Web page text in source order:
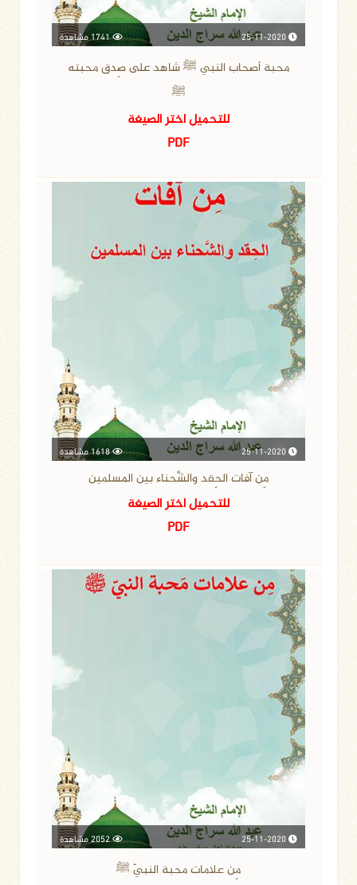
1741 مشاهدة
محبة أصحاب النبي ﷺ شاهد على صِدق محبته
ﷺ
للتحميل اختر الصيغة
PDF
1618 مشاهدة
مِن آفات الحِقد والشَّحناء بين المسلمين
للتحميل اختر الصيغة
PDF
2052 مشاهدة
مِن علامات محبة النبيّ ﷺ